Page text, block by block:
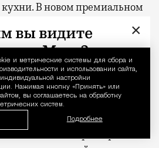
Уведомление
и метрические системы для сбора и
и использовании сайта,
настройки
Нажимая кнопку «Принять» или
вы соглашаетесь на обработку
систем.
Подробнее
кухни. В новом премиальном
уютные
и деловых встреч, а в
зоны и места для
воздухе. В составе
появится
первая в Москве
в состав жилых комплексов,
из восьми ресторанов и
×